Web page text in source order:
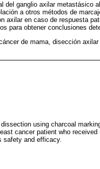
del ganglio axilar metastásico
a otros métodos de
axilar en caso de respuesta
para obtener conclusiones
de mama, disección
using charcoal
cancer patient who
safety and efficacy.